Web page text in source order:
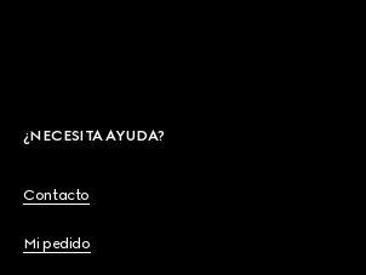
¿NECESITA AYUDA?
Contacto
Mi pedido